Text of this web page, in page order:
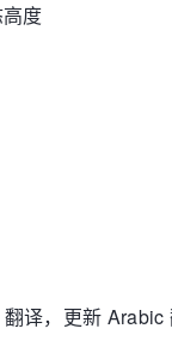
度
译，更新 Arabic